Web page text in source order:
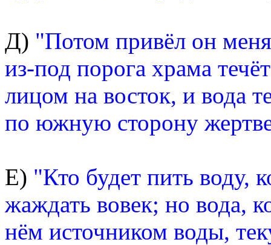
Д) "Потом привёл он
из-под порога храма
лицом на восток, и вода
по южную сторону
Е) "Кто будет пить воду,
жаждать вовек; но вода,
нём источником воды,